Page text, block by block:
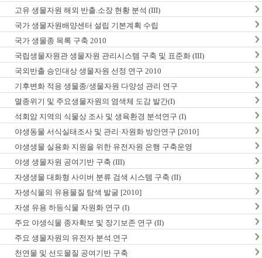
고유 생물자원 해외 반출.소장 현황 분석 (III)
국가 생물자원배양센터 설립 기본계획 수립
국가 생물종 목록 구축 2010
국립생물자원관 생물자원 관리시스템 구축 및 표준화 (III)
국외반출 승인대상 생물자원 선정 연구 2010
기후변화 적응 생물종/생물자원 다양성 관리 연구
멸종위기 및 주요생물자원의 염색체 도감 발간(I)
석회암 지역의 식물상 조사 및 생육환경 분석연구 (I)
야생동물 서식실태조사 및 관리·자원화 방안연구 [2010]
야생생물 실용화 지원을 위한 유전자원 은행 구축운영
야생 생물자원 공여기반 구축 (III)
자생생물 대화형 사이버 분류 검색 시스템 구축 (II)
자생식물의 유용물질 탐색 발굴 [2010]
자생 유용 하등식물 자원화 연구 (I)
주요 야생식물 종자확보 및 장기보존 연구 (II)
주요 생물자원의 유전자 분석.연구
천연물 및 선도물질 공여기반 구축